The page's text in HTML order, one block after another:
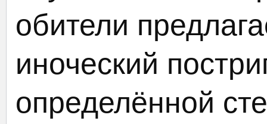
обители
иноческий
определённой